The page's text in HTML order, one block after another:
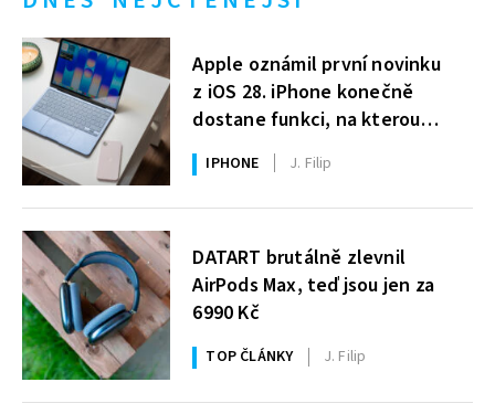
Apple oznámil první novinku
z iOS 28. iPhone konečně
dostane funkci, na kterou
uživatelé Windows čekají roky
IPHONE J. Filip
DATART brutálně zlevnil
AirPods Max, teď jsou jen za
6990 Kč
TOP ČLÁNKY J. Filip